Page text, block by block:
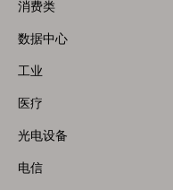
消费类
数据中心
工业
医疗
光电设备
电信